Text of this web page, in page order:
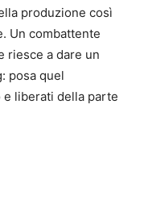
produzione così
Un combattente
riesce a dare un
posa quel
liberati della parte